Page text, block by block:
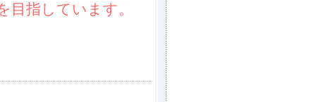
目指しています。